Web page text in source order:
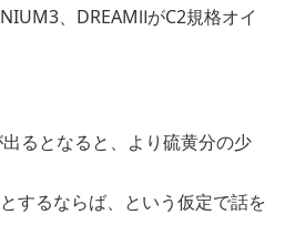
、DREAMⅡがC2規格オイ
るとなると、より硫黄分の少
するならば、という仮定で話を